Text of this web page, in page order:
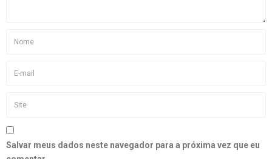
Salvar meus dados neste navegador para a próxima vez que eu